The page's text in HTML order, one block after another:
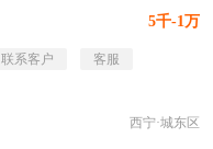
5千-1万
联系客户
客服
西宁·城东区